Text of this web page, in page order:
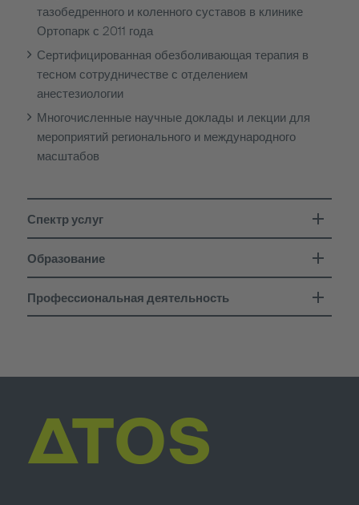
тазобедренного и коленного суставов в клинике
Ортопарк с 2011 года
Сертифицированная обезболивающая терапия в
тесном сотрудничестве с отделением
анестезиологии
Многочисленные научные доклады и лекции для
мероприятий регионального и международного
масштабов
Спектр услуг
Образование
Профессиональная деятельность